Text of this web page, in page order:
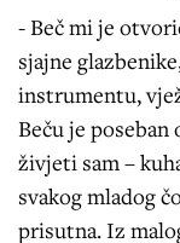
- Beč mi je
sjajne
instrumentu,
Beču je
živjeti sam –
svakog mladog
prisutna. Iz